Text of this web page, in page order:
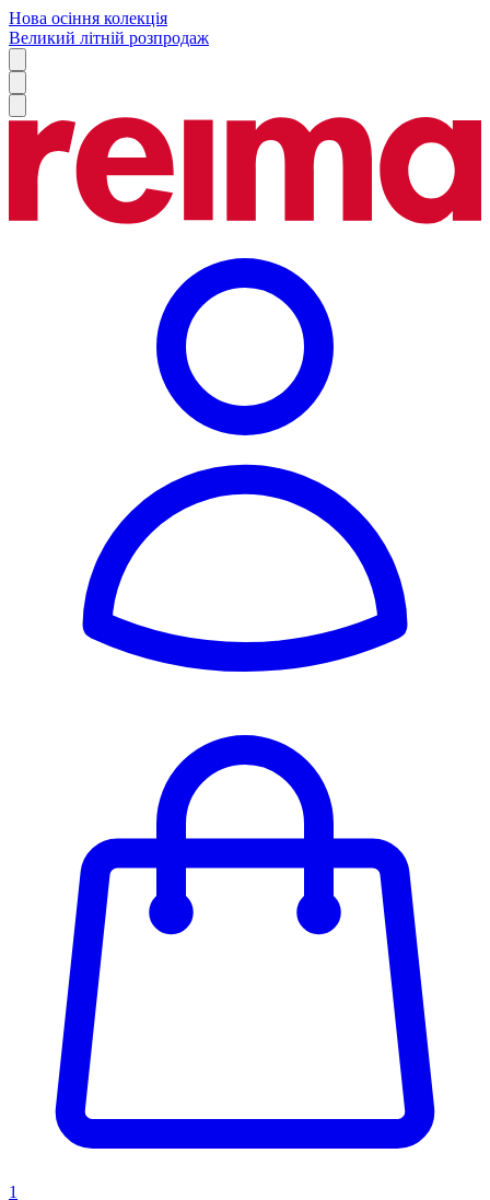
Нова осіння колекція
Великий літній розпродаж
1